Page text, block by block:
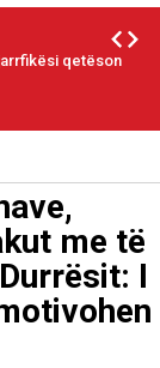
qetëson
me të
I